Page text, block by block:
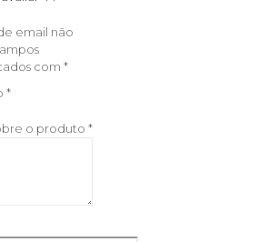
email não
com *
*
o produto *